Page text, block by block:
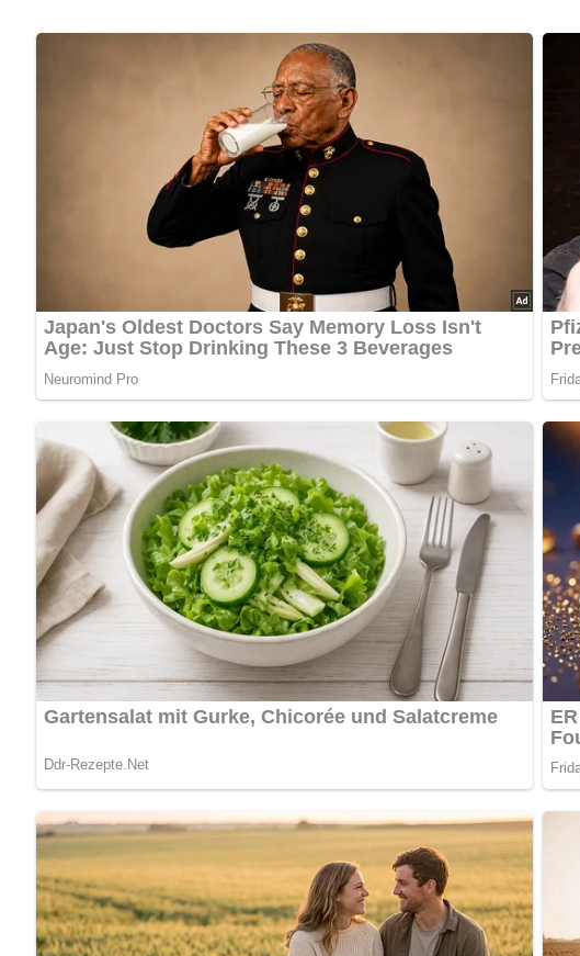
Lob, Kritik, Fragen oder Anregungen zum Rezept? Dann hinterlasse
Zubereitung
Die äußeren, beschädigten Blätter entfernen, dann den Chinakohl
In den erhitzten Speckwürfelchen die feingeschnittene Zwiebel kurz
Den Chinakohl zugeben, mit den Gewürzen bestreuen und etwa 1/8
Zugedeckt gar dünsten lassen.
Mit Mehl bestäuben oder eine leichte Mehlschwitze bereiten und das
Mit gehackter Petersilie bestreuen.
[Nach: Küchenbuch – Ratgeber für junge Leute » Verlag für die Frau, Leipzig, 1982]
4.5/5(2 Bewertung)